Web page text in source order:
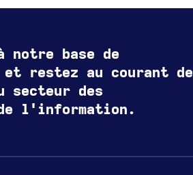
notre base de
et restez au courant de
secteur des
l'information.